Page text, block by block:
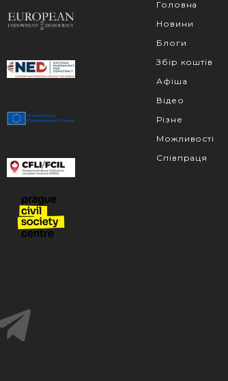
Головна
Новини
Блоги
Збір коштів
Афіша
Відео
Різне
Можливості
Співпраця